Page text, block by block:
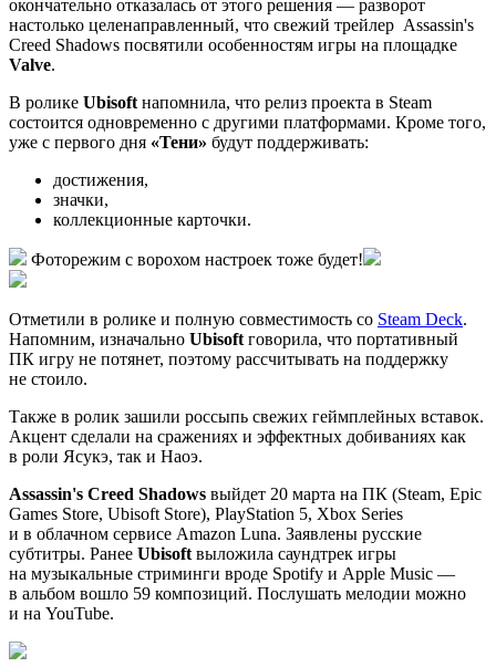
окончательно отказалась от этого решения — разворот
настолько целенаправленный, что свежий трейлер Assassin's
Creed Shadows посвятили особенностям игры на площадке
Valve.
В ролике Ubisoft напомнила, что релиз проекта в Steam
состоится одновременно с другими платформами. Кроме того,
уже с первого дня «Тени» будут поддерживать:
достижения,
значки,
коллекционные карточки.
Фоторежим с ворохом настроек тоже будет!
Отметили в ролике и полную совместимость со Steam Deck.
Напомним, изначально Ubisoft говорила, что портативный
ПК игру не потянет, поэтому рассчитывать на поддержку
не стоило.
Также в ролик зашили россыпь свежих геймплейных вставок.
Акцент сделали на сражениях и эффектных добиваниях как
в роли Ясукэ, так и Наоэ.
Assassin's Creed Shadows выйдет 20 марта на ПК (Steam, Epic
Games Store, Ubisoft Store), PlayStation 5, Xbox Series
и в облачном сервисе Amazon Luna. Заявлены русские
субтитры. Ранее Ubisoft выложила саундтрек игры
на музыкальные стриминги вроде Spotify и Apple Music —
в альбом вошло 59 композиций. Послушать мелодии можно
и на YouTube.